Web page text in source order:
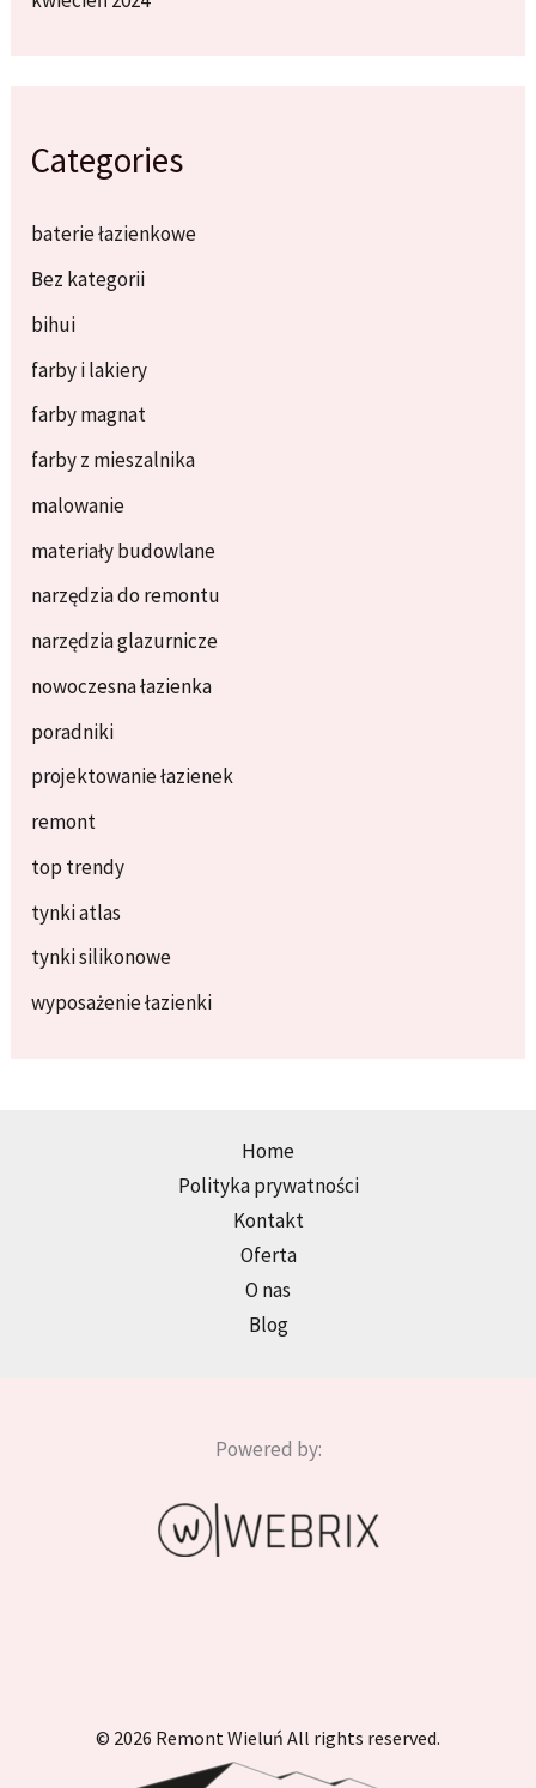
Categories
baterie łazienkowe
Bez kategorii
bihui
farby i lakiery
farby magnat
farby z mieszalnika
malowanie
materiały budowlane
narzędzia do remontu
narzędzia glazurnicze
nowoczesna łazienka
poradniki
projektowanie łazienek
remont
top trendy
tynki atlas
tynki silikonowe
wyposażenie łazienki
Home
Polityka prywatności
Kontakt
Oferta
O nas
Blog
Powered by:
© 2026 Remont Wieluń All rights reserved.